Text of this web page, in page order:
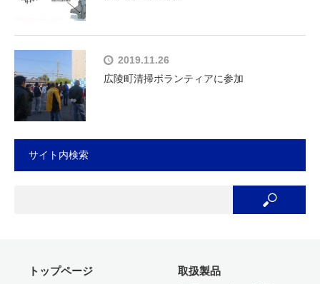
2019.11.26
広陵町清掃ボランティアに参加
サイト内検索
トップページ
取扱製品